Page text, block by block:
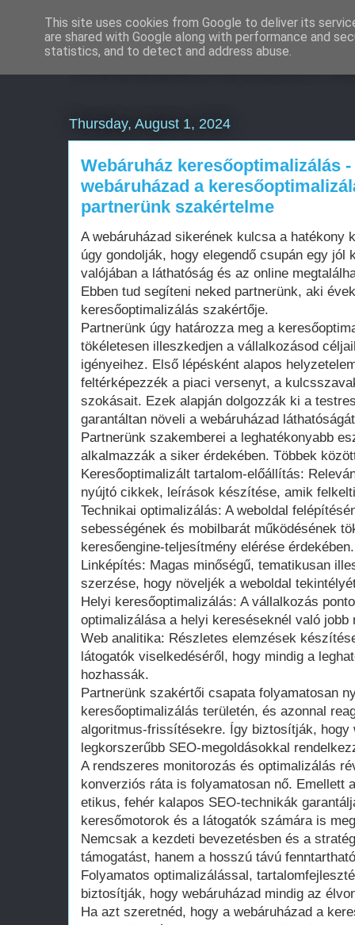
Weboldal készítés
Thursday, August 1, 2024
Webáruház keresőoptimalizálás
webáruházad a
partnerünk szakértelme
A webáruházad sikerének kulcsa a hatékony
úgy gondolják, hogy elegendő csupán egy jól
valójában a láthatóság és az online
Ebben tud segíteni neked partnerünk, aki
keresőoptimalizálás szakértője.
Partnerünk úgy határozza meg a
tökéletesen illeszkedjen a vállalkozásod
igényeihez. Első lépésként alapos
feltérképezzék a piaci versenyt, a
szokásait. Ezek alapján dolgozzák ki a
garantáltan növeli a webáruházad
Partnerünk szakemberei a leghatékonyabb
alkalmazzák a siker érdekében. Többek
Keresőoptimalizált tartalom-előállítás:
nyújtó cikkek, leírások készítése, amik
Technikai optimalizálás: A weboldal
sebességének és mobilbarát működésének
keresőengine-teljesítmény elérése érdekében.
Linképítés: Magas minőségű, tematikusan
szerzése, hogy növeljék a weboldal
Helyi keresőoptimalizálás: A vállalkozás
optimalizálása a helyi kereséseknél való jobb
Web analitika: Részletes elemzések
látogatók viselkedéséről, hogy mindig a
hozhassák.
Partnerünk szakértői csapata folyamatosan
keresőoptimalizálás területén, és azonnal
algoritmus-frissítésekre. Így biztosítják, hogy
legkorszerűbb SEO-megoldásokkal
A rendszeres monitorozás és optimalizálás
konverziós ráta is folyamatosan nő. Emellett
etikus, fehér kalapos SEO-technikák
keresőmotorok és a látogatók számára is
Nemcsak a kezdeti bevezetésben és a
támogatást, hanem a hosszú távú
Folyamatos optimalizálással,
biztosítják, hogy webáruházad mindig az
Ha azt szeretnéd, hogy a webáruházad a
This site uses cookies from Google to deliver its
are shared with Google along with performance and
statistics, and to detect and address abuse.